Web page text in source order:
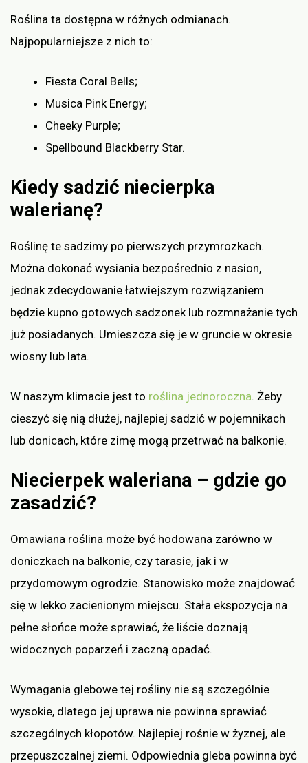
Roślina ta dostępna w różnych odmianach.
Najpopularniejsze z nich to:
Fiesta Coral Bells;
Musica Pink Energy;
Cheeky Purple;
Spellbound Blackberry Star.
Kiedy sadzić niecierpka
walerianę?
Roślinę te sadzimy po pierwszych przymrozkach.
Można dokonać wysiania bezpośrednio z nasion,
jednak zdecydowanie łatwiejszym rozwiązaniem
będzie kupno gotowych sadzonek lub rozmnażanie tych
już posiadanych. Umieszcza się je w gruncie w okresie
wiosny lub lata.
W naszym klimacie jest to roślina jednoroczna. Żeby
cieszyć się nią dłużej, najlepiej sadzić w pojemnikach
lub donicach, które zimę mogą przetrwać na balkonie.
Niecierpek waleriana – gdzie go
zasadzić?
Omawiana roślina może być hodowana zarówno w
doniczkach na balkonie, czy tarasie, jak i w
przydomowym ogrodzie. Stanowisko może znajdować
się w lekko zacienionym miejscu. Stała ekspozycja na
pełne słońce może sprawiać, że liście doznają
widocznych poparzeń i zaczną opadać.
Wymagania glebowe tej rośliny nie są szczególnie
wysokie, dlatego jej uprawa nie powinna sprawiać
szczególnych kłopotów. Najlepiej rośnie w żyznej, ale
przepuszczalnej ziemi. Odpowiednia gleba powinna być